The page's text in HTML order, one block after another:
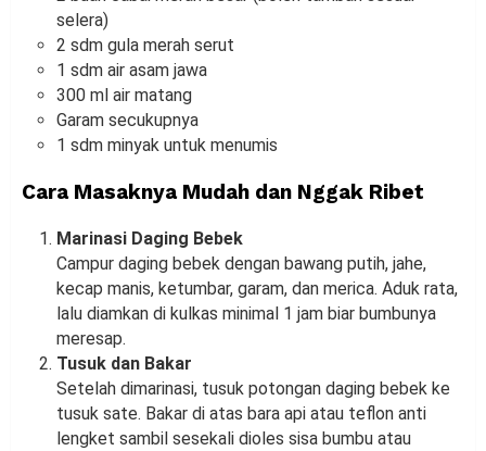
selera)
2 sdm gula merah serut
1 sdm air asam jawa
300 ml air matang
Garam secukupnya
1 sdm minyak untuk menumis
Cara Masaknya Mudah dan Nggak Ribet
Marinasi Daging Bebek
Campur daging bebek dengan bawang putih, jahe,
kecap manis, ketumbar, garam, dan merica. Aduk rata,
lalu diamkan di kulkas minimal 1 jam biar bumbunya
meresap.
Tusuk dan Bakar
Setelah dimarinasi, tusuk potongan daging bebek ke
tusuk sate. Bakar di atas bara api atau teflon anti
lengket sambil sesekali dioles sisa bumbu atau